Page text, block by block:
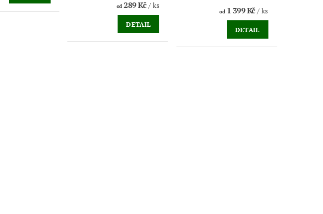
od289 Kč/ ks
DETAIL
od1 399 Kč/ ks
DETAIL